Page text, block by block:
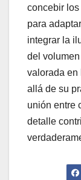
concebir
para
integrar la
del
valorada en
allá de su
unión entre
detalle